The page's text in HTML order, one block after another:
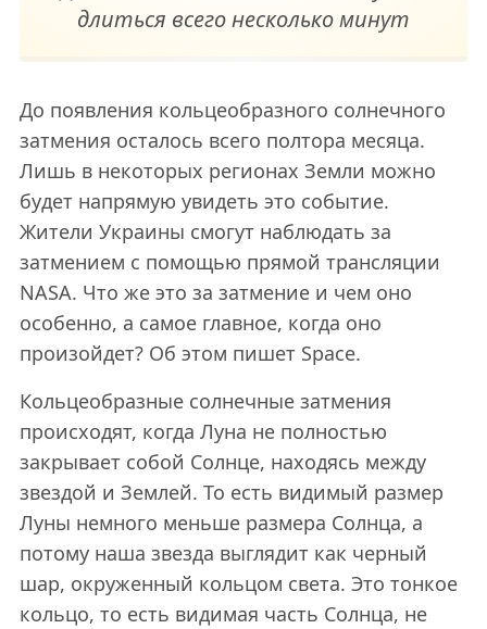
длиться всего несколько минут
До появления кольцеобразного солнечного
затмения осталось всего полтора месяца.
Лишь в некоторых регионах Земли можно
будет напрямую увидеть это событие.
Жители Украины смогут наблюдать за
затмением с помощью прямой трансляции
NASA. Что же это за затмение и чем оно
особенно, а самое главное, когда оно
произойдет? Об этом пишет Space.
Кольцеобразные солнечные затмения
происходят, когда Луна не полностью
закрывает собой Солнце, находясь между
звездой и Землей. То есть видимый размер
Луны немного меньше размера Солнца, а
потому наша звезда выглядит как черный
шар, окруженный кольцом света. Это тонкое
кольцо, то есть видимая часть Солнца, не